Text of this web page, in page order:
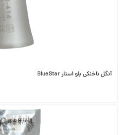
آنگل ناخنکی بلو استار BlueStar